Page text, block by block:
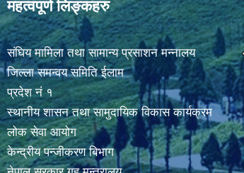
महत्वपूर्ण लिङ्कहरु
संघिय मामिला तथा सामान्य प्रसाशन मन्नालय
जिल्ला समन्वय समिति ईलाम
प्रदेश नं १
स्थानीय शासन तथा सामुदायिक विकास कार्यक्रम
लोक सेवा आयोग
केन्द्रीय पन्जीकरण बिभाग